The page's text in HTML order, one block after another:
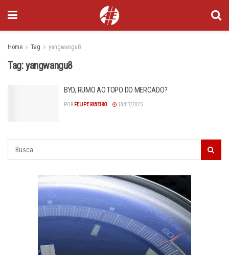
Home Tag yangwangu8
Tag:yangwangu8
BYD, RUMO AO TOPO DO MERCADO?
POR FELIPE RIBEIRO 18/07/2025